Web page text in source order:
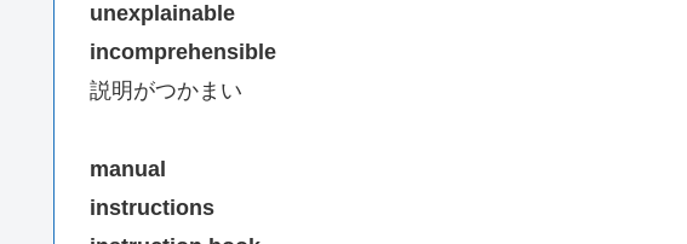
unexplainable
incomprehensible
説明がつかまい
manual
instructions